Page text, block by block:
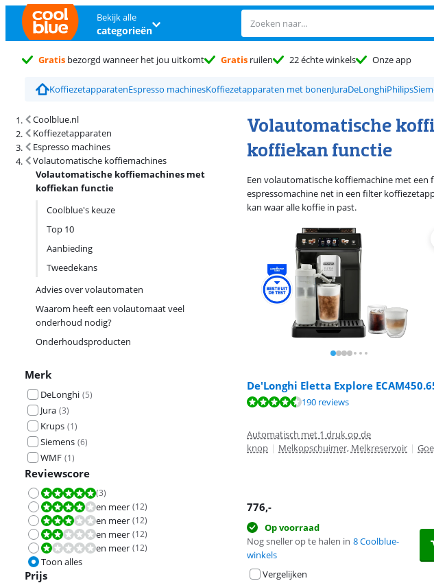
Bekijk alle
categorieën
Gratis bezorgd wanneer het jou uitkomt Gratis ruilen 22 échte winkels Onze app
KoffiezetapparatenEspresso machinesKoffiezetapparaten met bonenJuraDeLonghiPhilips
Coolblue.nl
Koffiezetapparaten
Espresso machines
Volautomatische koffiemachines
Volautomatische koffiemachines met
koffiekan functie
Coolblue's keuze
Top 10
Aanbieding
Tweedekans
Advies over volautomaten
Waarom heeft een volautomaat veel
onderhoud nodig?
Onderhoudsproducten
Merk
DeLonghi (5)
Jura (3)
Krups (1)
Siemens (6)
WMF (1)
Reviewscore
Beoordeling is 10 van de 10.
(3)
Beoordeling is 8,0 van de 10.
en meer (12)
Beoordeling is 6,0 van de 10.
en meer (12)
Beoordeling is 4,0 van de 10.
en meer (12)
Beoordeling is 2,0 van de 10.
en meer (12)
Toon alles
Prijs
Volautomatische
koffiekan functie
Zoekresultaten en sortering
Een volautomatische koffiemachine met
espressomachine net in een filter
kan waar alle koffie in past.
De'Longhi Eletta Explore
Beoordeling is 9,1 van de 10, gebaseerd op 190
190 reviews
Automatisch met 1 druk op de
knop | Melkopschuimer, Melkreservoir |
776,-
Op voorraad
Nog sneller op te halen in 8 Coolblue-
winkels
Vergelijken